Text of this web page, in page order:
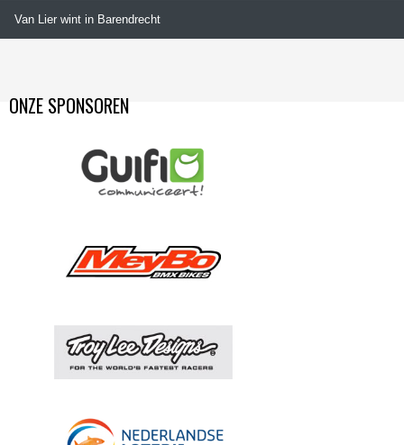
Van Lier wint in Barendrecht
ONZE SPONSOREN